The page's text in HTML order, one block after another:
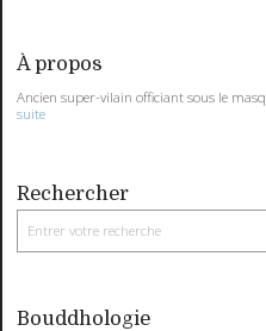
À propos
Ancien super-vilain officiant sous le
suite
Rechercher
Bouddhologie